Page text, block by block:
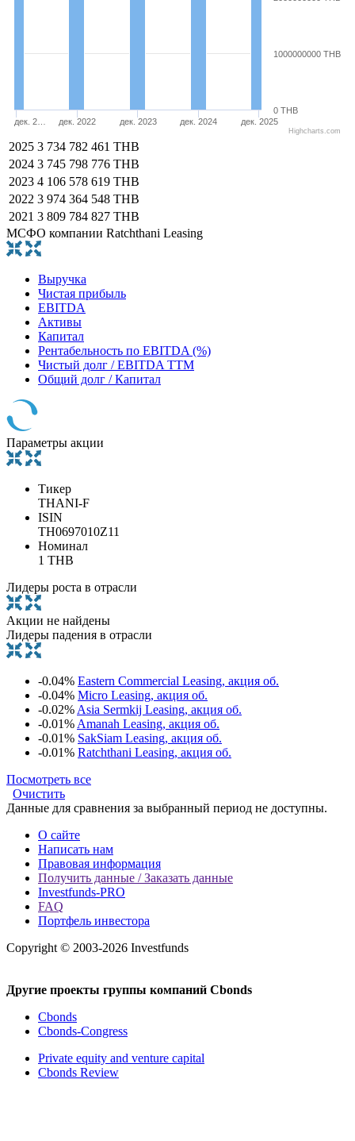
дек. 2… дек. 2022 дек. 2023 дек. 2024 дек. 2025
0 THB
1000000000 THB
Highcharts.com
2025 3 734 782 461 THB
2024 3 745 798 776 THB
2023 4 106 578 619 THB
2022 3 974 364 548 THB
2021 3 809 784 827 THB
МСФО компании Ratchthani Leasing
Выручка
Чистая прибыль
EBITDA
Активы
Капитал
Рентабельность по EBITDA (%)
Чистый долг / EBITDA TTM
Общий долг / Капитал
Параметры акции
Тикер
THANI-F
ISIN
TH0697010Z11
Номинал
1 THB
Лидеры роста в отрасли
Акции не найдены
Лидеры падения в отрасли
-0.04% Eastern Commercial Leasing, акция об.
-0.04% Micro Leasing, акция об.
-0.02% Asia Sermkij Leasing, акция об.
-0.01% Amanah Leasing, акция об.
-0.01% SakSiam Leasing, акция об.
-0.01% Ratchthani Leasing, акция об.
Посмотреть все
Очистить
Данные для сравнения за выбранный период не доступны.
О сайте
Написать нам
Правовая информация
Получить данные / Заказать данные
Investfunds-PRO
FAQ
Портфель инвестора
Copyright © 2003-2026 Investfunds
Другие проекты группы компаний Cbonds
Cbonds
Cbonds-Congress
Private equity and venture capital
Cbonds Review